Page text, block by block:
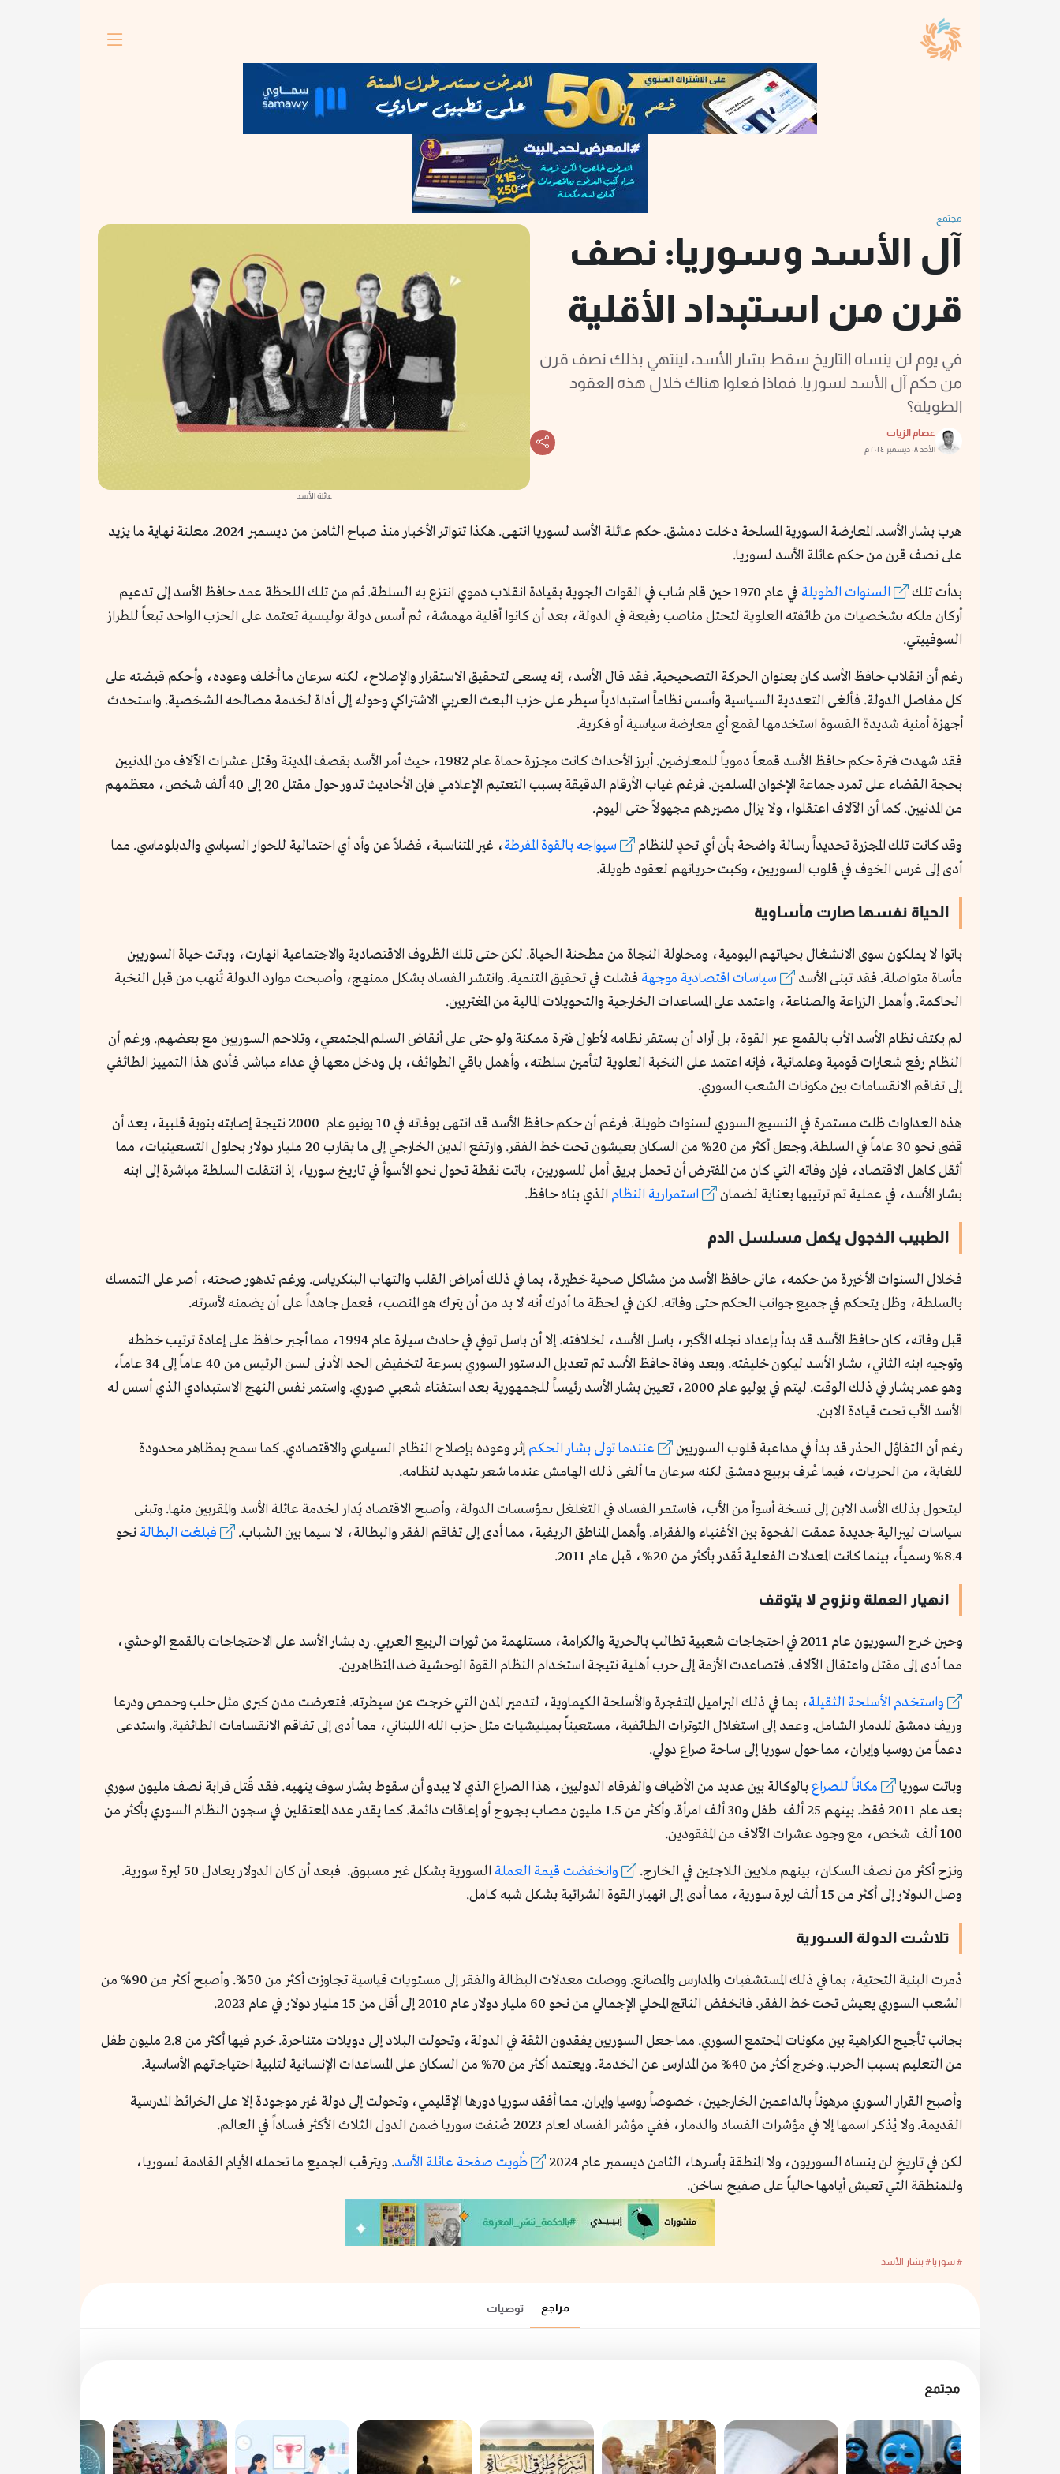
مجتمع
آل الأسد وسوريا: نصف
قرن من استبداد الأقلية
في يوم لن ينساه التاريخ سقط بشار الأسد، لينتهي بذلك نصف قرن
من حكم آل الأسد لسوريا. فماذا فعلوا هناك خلال هذه العقود
الطويلة؟
عصام الزيات
الأحد ٠٨ ديسمبر ٢٠٢٤ م
عائلة الأسد
هرب بشار الأسد. المعارضة السورية المسلحة دخلت دمشق. حكم عائلة الأسد لسوريا انتهى. هكذا تتواتر الأخبار منذ صباح الثامن من ديسمبر 2024. معلنة نهاية ما يزيد
على نصف قرن من حكم عائلة الأسد لسوريا.
بدأت تلك السنوات الطويلة
في عام 1970 حين قام شاب في القوات الجوية بقيادة انقلاب دموي انتزع به السلطة. ثم من تلك اللحظة عمد حافظ الأسد إلى تدعيم
أركان ملكه بشخصيات من طائفته العلوية لتحتل مناصب رفيعة في الدولة، بعد أن كانوا أقلية مهمشة، ثم أسس دولة بوليسية تعتمد على الحزب الواحد تبعاً للطراز
السوفييتي.
رغم أن انقلاب حافظ الأسد كان بعنوان الحركة التصحيحية. فقد قال الأسد، إنه يسعى لتحقيق الاستقرار والإصلاح، لكنه سرعان ما أخلف وعوده، وأحكم قبضته على
كل مفاصل الدولة. فألغى التعددية السياسية وأسس نظاماً استبدادياً سيطر على حزب البعث العربي الاشتراكي وحوله إلى أداة لخدمة مصالحه الشخصية. واستحدث
أجهزة أمنية شديدة القسوة استخدمها لقمع أي معارضة سياسية أو فكرية.
فقد شهدت فترة حكم حافظ الأسد قمعاً دموياً للمعارضين. أبرز الأحداث كانت مجزرة حماة عام 1982، حيث أمر الأسد بقصف المدينة وقتل عشرات الآلاف من المدنيين
بحجة القضاء على تمرد جماعة الإخوان المسلمين. فرغم غياب الأرقام الدقيقة بسبب التعتيم الإعلامي فإن الأحاديث تدور حول مقتل 20 إلى 40 ألف شخص، معظمهم
من المدنيين. كما أن الآلاف اعتقلوا، ولا يزال مصيرهم مجهولاً حتى اليوم.
وقد كانت تلك المجزرة تحديداً رسالة واضحة بأن أي تحدٍ للنظام سيواجه بالقوة المفرطة، غير المتناسبة، فضلاً عن وأد أي احتمالية للحوار السياسي والدبلوماسي. مما
أدى إلى غرس الخوف في قلوب السوريين، وكبت حرياتهم لعقود طويلة.
الحياة نفسها صارت مأساوية
باتوا لا يملكون سوى الانشغال بحياتهم اليومية، ومحاولة النجاة من مطحنة الحياة. لكن حتى تلك الظروف الاقتصادية والاجتماعية انهارت، وباتت حياة السوريين
مأساة متواصلة. فقد تبنى الأسد
سياسات اقتصادية موجهة فشلت في تحقيق التنمية. وانتشر الفساد بشكل ممنهج، وأصبحت موارد الدولة تُنهب من قبل النخبة
الحاكمة. وأهمل الزراعة والصناعة، واعتمد على المساعدات الخارجية والتحويلات المالية من المغتربين.
لم يكتف نظام الأسد الأب بالقمع عبر القوة، بل أراد أن يستقر نظامه لأطول فترة ممكنة ولو حتى على أنقاض السلم المجتمعي، وتلاحم السوريين مع بعضهم. ورغم أن
النظام رفع شعارات قومية وعلمانية، فإنه اعتمد على النخبة العلوية لتأمين سلطته، وأهمل باقي الطوائف، بل ودخل معها في عداء مباشر. فأدى هذا التمييز الطائفي
إلى تفاقم الانقسامات بين مكونات الشعب السوري.
هذه العداوات ظلت مستمرة في النسيج السوري لسنوات طويلة. فرغم أن حكم حافظ الأسد قد انتهى بوفاته في 10 يونيو عام 2000 نتيجة إصابته بنوبة قلبية، بعد أن
قضى نحو 30 عاماً في السلطة. وجعل أكثر من 20% من السكان يعيشون تحت خط الفقر. وارتفع الدين الخارجي إلى ما يقارب 20 مليار دولار بحلول التسعينيات، مما
أثقل كاهل الاقتصاد، فإن وفاته التي كان من المفترض أن تحمل بريق أمل للسوريين، باتت نقطة تحول نحو الأسوأ في تاريخ سوريا، إذ انتقلت السلطة مباشرة إلى ابنه
بشار الأسد، في عملية تم ترتيبها بعناية لضمان
استمرارية النظام الذي بناه حافظ.
الطبيب الخجول يكمل مسلسل الدم
فخلال السنوات الأخيرة من حكمه، عانى حافظ الأسد من مشاكل صحية خطيرة، بما في ذلك أمراض القلب والتهاب البنكرياس. ورغم تدهور صحته، أصر على التمسك
بالسلطة، وظل يتحكم في جميع جوانب الحكم حتى وفاته. لكن في لحظة ما أدرك أنه لا بد من أن يترك هو المنصب، فعمل جاهداً على أن يضمنه لأسرته.
قبل وفاته، كان حافظ الأسد قد بدأ بإعداد نجله الأكبر، باسل الأسد، لخلافته. إلا أن باسل توفي في حادث سيارة عام 1994، مما أجبر حافظ على إعادة ترتيب خططه
وتوجيه ابنه الثاني، بشار الأسد ليكون خليفته. وبعد وفاة حافظ الأسد تم تعديل الدستور السوري بسرعة لتخفيض الحد الأدنى لسن الرئيس من 40 عاماً إلى 34 عاماً،
وهو عمر بشار في ذلك الوقت. ليتم في يوليو عام 2000، تعيين بشار الأسد رئيساً للجمهورية بعد استفتاء شعبي صوري. واستمر نفس النهج الاستبدادي الذي أسس له
الأسد الأب تحت قيادة الابن.
رغم أن التفاؤل الحذر قد بدأ في مداعبة قلوب السوريين عنندما تولى بشار الحكم إثر وعوده بإصلاح النظام السياسي والاقتصادي. كما سمح بمظاهر محدودة
للغاية، من الحريات، فيما عُرف بربيع دمشق لكنه سرعان ما ألغى ذلك الهامش عندما شعر بتهديد لنظامه.
ليتحول بذلك الأسد الابن إلى نسخة أسوأ من الأب، فاستمر الفساد في التغلغل بمؤسسات الدولة، وأصبح الاقتصاد يُدار لخدمة عائلة الأسد والمقربين منها. وتبنى
سياسات ليبرالية جديدة عمقت الفجوة بين الأغنياء والفقراء. وأهمل المناطق الريفية، مما أدى إلى تفاقم الفقر والبطالة، لا سيما بين الشباب.
فبلغت البطالة نحو
8.4% رسمياً، بينما كانت المعدلات الفعلية تُقدر بأكثر من 20%، قبل عام 2011.
انهيار العملة ونزوح لا يتوقف
وحين خرج السوريون عام 2011 في احتجاجات شعبية تطالب بالحرية والكرامة، مستلهمة من ثورات الربيع العربي. رد بشار الأسد على الاحتجاجات بالقمع الوحشي،
مما أدى إلى مقتل واعتقال الآلاف. فتصاعدت الأزمة إلى حرب أهلية نتيجة استخدام النظام القوة الوحشية ضد المتظاهرين.
واستخدم الأسلحة الثقيلة، بما في ذلك البراميل المتفجرة والأسلحة الكيماوية، لتدمير المدن التي خرجت عن سيطرته. فتعرضت مدن كبرى مثل حلب وحمص ودرعا
وريف دمشق للدمار الشامل. وعمد إلى استغلال التوترات الطائفية، مستعيناً بميليشيات مثل حزب الله اللبناني، مما أدى إلى تفاقم الانقسامات الطائفية. واستدعى
دعماً من روسيا وإيران، مما حول سوريا إلى ساحة صراع دولي.
وباتت سوريا مكاناً للصراعبالوكالة بين عديد من الأطياف والفرقاء الدوليين، هذا الصراع الذي لا يبدو أن سقوط بشار سوف ينهيه. فقد قُتل قرابة نصف مليون سوري
بعد عام 2011 فقط. بينهم 25 ألف طفل و30 ألف امرأة. وأكثر من 1.5 مليون مصاب بجروح أو إعاقات دائمة. كما يقدر عدد المعتقلين في سجون النظام السوري بأكثر من
100 ألف شخص، مع وجود عشرات الآلاف من المفقودين.
ونزح أكثر من نصف السكان، بينهم ملايين اللاجئين في الخارج. وانخفضت قيمة العملة
السورية بشكل غير مسبوق. فبعد أن كان الدولار يعادل 50 ليرة سورية.
وصل الدولار إلى أكثر من 15 ألف ليرة سورية، مما أدى إلى انهيار القوة الشرائية بشكل شبه كامل.
تلاشت الدولة السورية
دُمرت البنية التحتية، بما في ذلك المستشفيات والمدارس والمصانع. ووصلت معدلات البطالة والفقر إلى مستويات قياسية تجاوزت أكثر من 50%. وأصبح أكثر من 90% من
الشعب السوري يعيش تحت خط الفقر. فانخفض الناتج المحلي الإجمالي من نحو 60 مليار دولار عام 2010 إلى أقل من 15 مليار دولار في عام 2023.
بجانب تأجيج الكراهية بين مكونات المجتمع السوري. مما جعل السوريين يفقدون الثقة في الدولة، وتحولت البلاد إلى دويلات متناحرة. حُرم فيها أكثر من 2.8 مليون طفل
من التعليم بسبب الحرب. وخرج أكثر من 40% من المدارس عن الخدمة. ويعتمد أكثر من 70% من السكان على المساعدات الإنسانية لتلبية احتياجاتهم الأساسية.
وأصبح القرار السوري مرهوناً بالداعمين الخارجيين، خصوصاً روسيا وإيران. مما أفقد سوريا دورها الإقليمي، وتحولت إلى دولة غير موجودة إلا على الخرائط المدرسية
القديمة. ولا يُذكر اسمها إلا في مؤشرات الفساد والدمار، ففي مؤشر الفساد لعام 2023 صُنفت سوريا ضمن الدول الثلاث الأكثر فساداً في العالم.
لكن في تاريخٍ لن ينساه السوريون، ولا المنطقة بأسرها، الثامن ديسمبر عام 2024 طُويت صفحة عائلة الأسد. ويترقب الجميع ما تحمله الأيام القادمة لسوريا،
وللمنطقة التي تعيش أيامها حالياً على صفيح ساخن.
# سوريا # بشار الأسد
مراجع توصيات
مجتمع